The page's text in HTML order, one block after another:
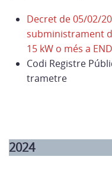
Decret de 05/02/
subministrament
15 kW o més a
Codi Registre
trametre
2024